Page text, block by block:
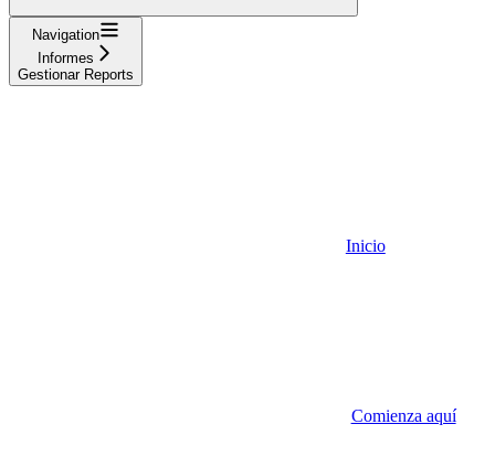
Navigation
Informes
Gestionar Reports
Inicio
Comienza aquí